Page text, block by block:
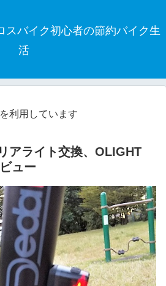
スバイク初心者の節約バイク生
活
利用しています
アライト交換、OLIGHT
ュー